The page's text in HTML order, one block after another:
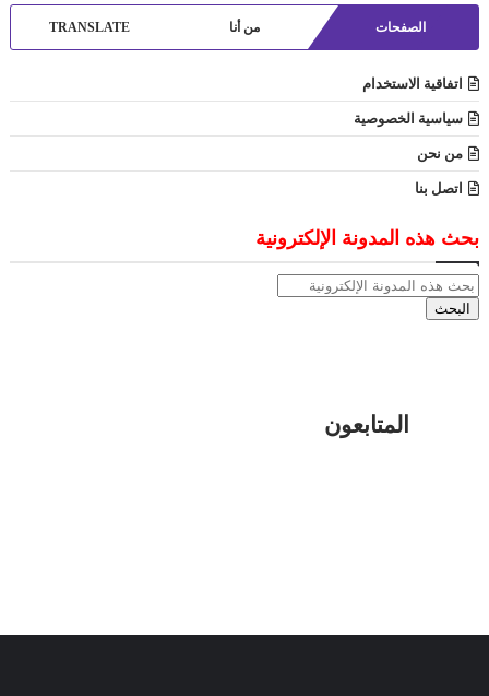
الصفحات من أنا TRANSLATE
اتفاقية الاستخدام
سياسية الخصوصية
من نحن
اتصل بنا
بحث هذه المدونة الإلكترونية
المتابعون